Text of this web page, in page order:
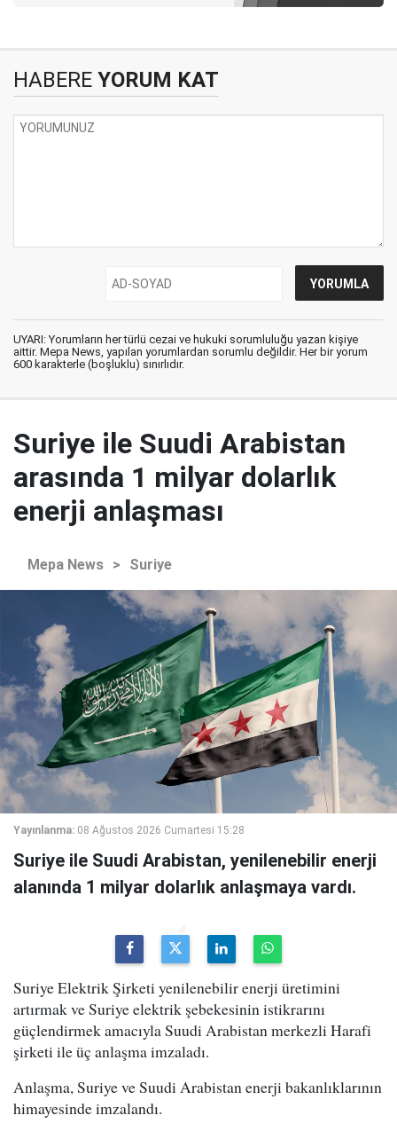
HABERE YORUM KAT
UYARI: Yorumların her türlü cezai ve hukuki sorumluluğu yazan kişiye
aittir. Mepa News, yapılan yorumlardan sorumlu değildir. Her bir yorum
600 karakterle (boşluklu) sınırlıdır.
Suriye ile Suudi Arabistan
arasında 1 milyar dolarlık
enerji anlaşması
Mepa News > Suriye
Yayınlanma: 08 Ağustos 2026 Cumartesi 15:28
Suriye ile Suudi Arabistan, yenilenebilir enerji
alanında 1 milyar dolarlık anlaşmaya vardı.
Suriye Elektrik Şirketi yenilenebilir enerji üretimini
artırmak ve Suriye elektrik şebekesinin istikrarını
güçlendirmek amacıyla Suudi Arabistan merkezli Harafi
şirketi ile üç anlaşma imzaladı.
Anlaşma, Suriye ve Suudi Arabistan enerji bakanlıklarının
himayesinde imzalandı.